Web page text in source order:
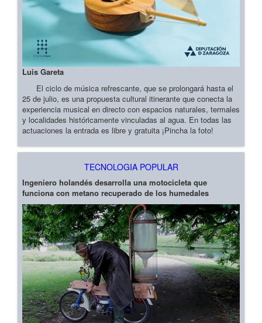
Luis Gareta
El ciclo de música refrescante, que se prolongará hasta el
25 de julio, es una propuesta cultural itinerante que conecta la
experiencia musical en directo con espacios naturales, termales
y localidades históricamente vinculadas al agua. En todas las
actuaciones la entrada es libre y gratuita ¡Pincha la foto!
TECNOLOGIA POPULAR
Ingeniero holandés desarrolla una motocicleta que
funciona con metano recuperado de los humedales